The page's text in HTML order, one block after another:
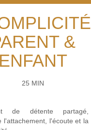
&
ENFANT
25 MIN
de détente partagé,
l'attachement, l'écoute et la